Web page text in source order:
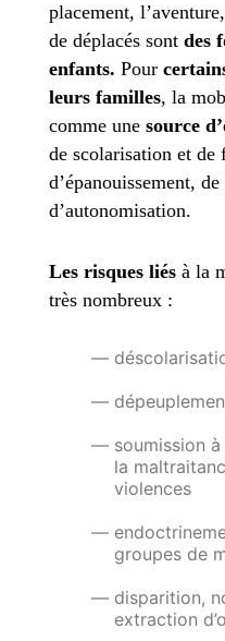
placement,
de déplacés sont des
enfants. Pour
leurs familles, la
comme une source
de scolarisation et
d’épanouissement,
d’autonomisation.
Les risques liésà la
très nombreux :
soumission
la
violences
groupes de
disparition,
extraction